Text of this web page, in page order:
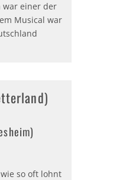
war einer der
Musical war
so oft lohnt